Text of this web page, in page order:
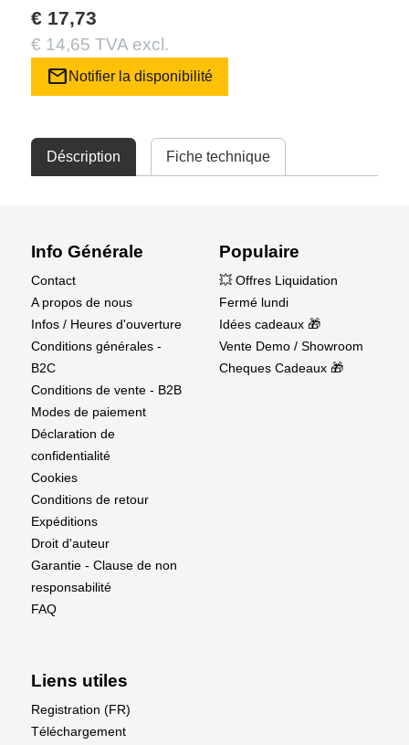
€ 17,73
€ 14,65 TVA excl.
mail Notifier la disponibilité
Déscription Fiche technique
Info Générale
Contact
A propos de nous
Infos / Heures d'ouverture
Conditions générales -
B2C
Conditions de vente - B2B
Modes de paiement
Déclaration de
confidentialité
Cookies
Conditions de retour
Expéditions
Droit d'auteur
Garantie - Clause de non
responsabilité
FAQ
Populaire
💥 Offres Liquidation
Fermé lundi
Idées cadeaux 🎁
Vente Demo / Showroom
Cheques Cadeaux 🎁
Liens utiles
Registration (FR)
Téléchargement